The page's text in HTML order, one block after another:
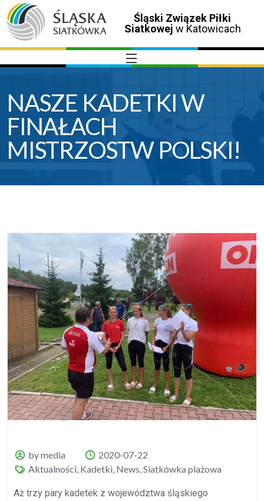
Śląski Związek Piłki
Siatkowej w Katowicach
NASZE KADETKI W
FINAŁACH
MISTRZOSTW POLSKI!
by media
2020-07-22
Aktualności Kadetki News ,Siatkówka plażowa
Aż trzy pary kadetek z województwa śląskiego